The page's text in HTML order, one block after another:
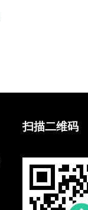
扫描二维码